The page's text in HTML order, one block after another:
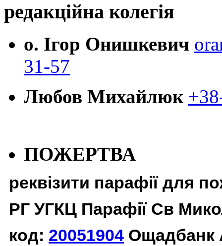
редакційна колегія
о. Ігор Онишкевич
31-57
Любов Михайлюк
ПОЖЕРТВА
реквізити парафії для
РГ УГКЦ Парафії Св
код: 20051904 Ощадбанк